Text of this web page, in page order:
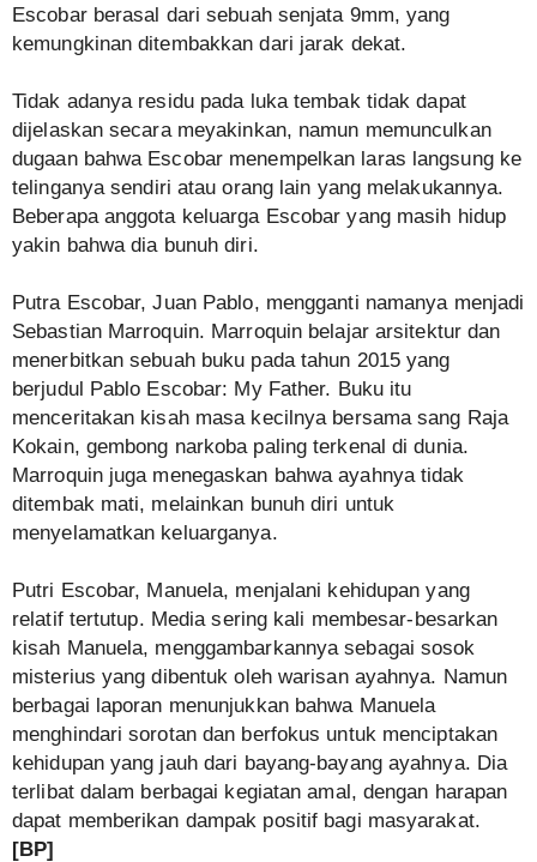
Escobar berasal dari sebuah senjata 9mm, yang
kemungkinan ditembakkan dari jarak dekat.
Tidak adanya residu pada luka tembak tidak dapat
dijelaskan secara meyakinkan, namun memunculkan
dugaan bahwa Escobar menempelkan laras langsung ke
telinganya sendiri atau orang lain yang melakukannya.
Beberapa anggota keluarga Escobar yang masih hidup
yakin bahwa dia bunuh diri.
Putra Escobar, Juan Pablo, mengganti namanya menjadi
Sebastian Marroquin. Marroquin belajar arsitektur dan
menerbitkan sebuah buku pada tahun 2015 yang
berjudul Pablo Escobar: My Father. Buku itu
menceritakan kisah masa kecilnya bersama sang Raja
Kokain, gembong narkoba paling terkenal di dunia.
Marroquin juga menegaskan bahwa ayahnya tidak
ditembak mati, melainkan bunuh diri untuk
menyelamatkan keluarganya.
Putri Escobar, Manuela, menjalani kehidupan yang
relatif tertutup. Media sering kali membesar-besarkan
kisah Manuela, menggambarkannya sebagai sosok
misterius yang dibentuk oleh warisan ayahnya. Namun
berbagai laporan menunjukkan bahwa Manuela
menghindari sorotan dan berfokus untuk menciptakan
kehidupan yang jauh dari bayang-bayang ayahnya. Dia
terlibat dalam berbagai kegiatan amal, dengan harapan
dapat memberikan dampak positif bagi masyarakat.
[BP]